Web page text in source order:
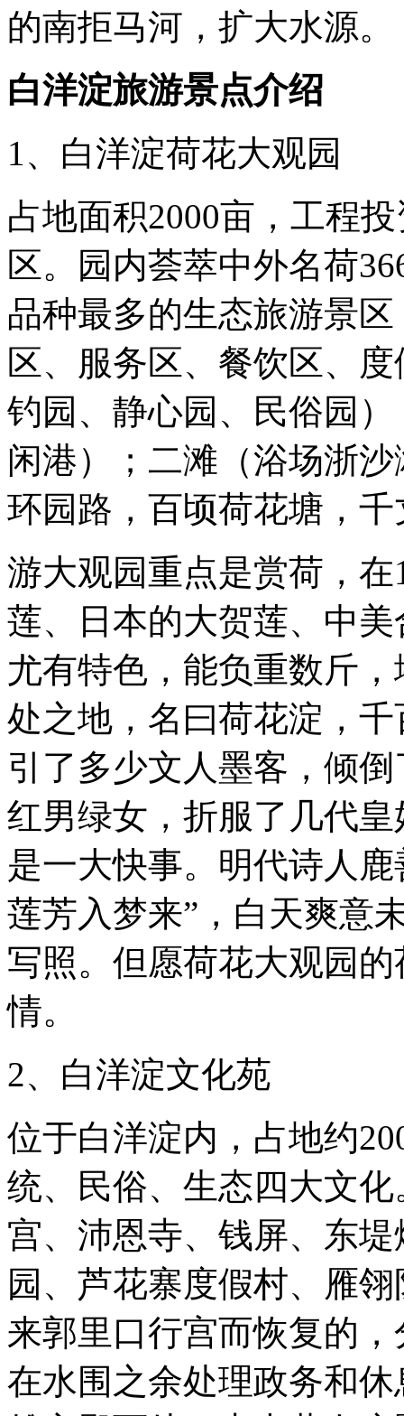
的南拒马河，扩大水源。
白洋淀旅游景点介绍
1、白洋淀荷花大观园
占地面积2000亩，工程
区。园内荟萃中外名荷
品种最多的生态旅游景
区、服务区、餐饮区、
钓园、静心园、民俗园
闲港）；二滩（浴场浙
环园路，百顷荷花塘，
游大观园重点是赏荷，
莲、日本的大贺莲、中
尤有特色，能负重数斤
处之地，名曰荷花淀，
引了多少文人墨客，倾
红男绿女，折服了几代
是一大快事。明代诗人
莲芳入梦来”，白天爽意
写照。但愿荷花大观园
情。
2、白洋淀文化苑
位于白洋淀内，占地约
统、民俗、生态四大文
宫、沛恩寺、钱屏、东
园、芦花寨度假村、雁
来郭里口行宫而恢复的
在水围之余处理政务和